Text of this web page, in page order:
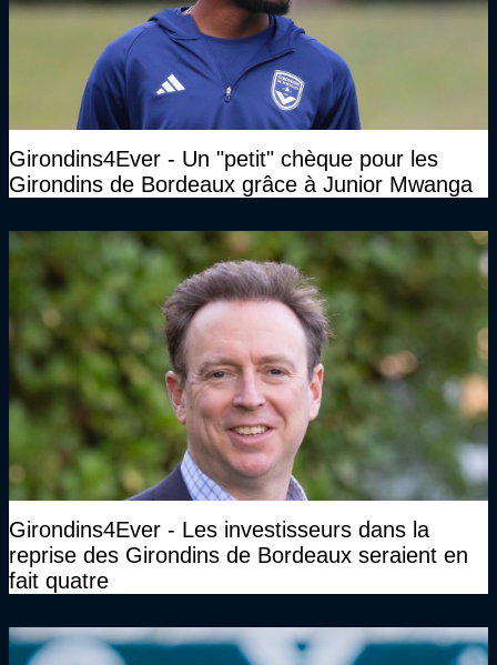
Girondins4Ever - Un "petit" chèque pour les
Girondins de Bordeaux grâce à Junior Mwanga
Girondins4Ever - Les investisseurs dans la
reprise des Girondins de Bordeaux seraient en
fait quatre